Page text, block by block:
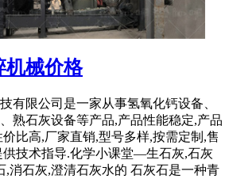
机械价格
有限公司是一家从事氢氧化钙设备、
熟石灰设备等产品,产品性能稳定,产品
比高,厂家直销,型号多样,按需定制,售
供技术指导.化学小课堂—生石灰,石灰
,消石灰,澄清石灰水的 石灰石是一种青